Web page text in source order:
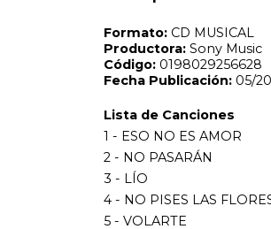
4 - NO PISES LAS FLORES
5 - VOLARTE
6 - CHACARERA DEL PRIMER DÍA
7 - CONTRA NOSOTRXS
9 - CANCIÓN URGENTE
10 - PIEDRA
11 - AQUÍ Y AHORA
12 - BÁJENSE DEL BARCO
13 - LUZ VERDE